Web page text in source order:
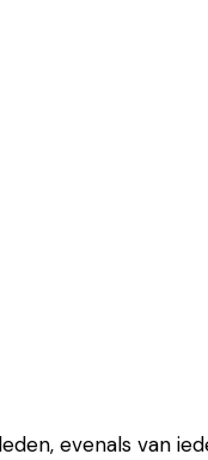
evenals van